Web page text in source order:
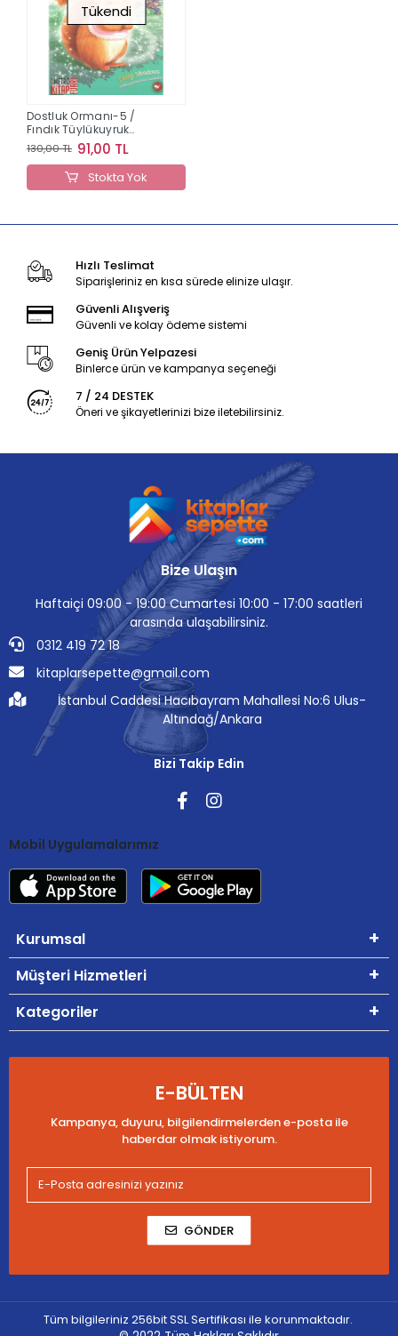
Tükendi
Dostluk Ormanı-5 /
Fındık Tüylükuyruk
Yardıma Koşuyor!
130,00 TL 91,00 TL
Stokta Yok
Hızlı Teslimat
Siparişleriniz en kısa sürede elinize ulaşır.
Güvenli Alışveriş
Güvenli ve kolay ödeme sistemi
Geniş Ürün Yelpazesi
Binlerce ürün ve kampanya seçeneği
7 / 24 DESTEK
Öneri ve şikayetlerinizi bize iletebilirsiniz.
Bize Ulaşın
Haftaiçi 09:00 - 19:00 Cumartesi 10:00 - 17:00 saatleri
arasında ulaşabilirsiniz.
0312 419 72 18
kitaplarsepette@gmail.com
İstanbul Caddesi Hacıbayram Mahallesi No:6 Ulus-
Altındağ/Ankara
Bizi Takip Edin
Mobil Uygulamalarımız
Kurumsal
Müşteri Hizmetleri
Kategoriler
E-BÜLTEN
Kampanya, duyuru, bilgilendirmelerden e-posta ile
haberdar olmak istiyorum.
GÖNDER
Tüm bilgileriniz 256bit SSL Sertifikası ile korunmaktadır.